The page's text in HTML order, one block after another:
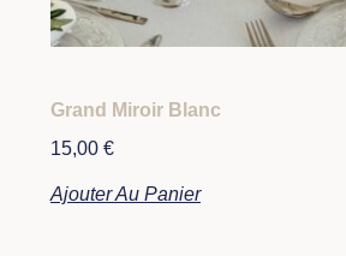
Grand Miroir Blanc
15,00 €
Ajouter Au Panier